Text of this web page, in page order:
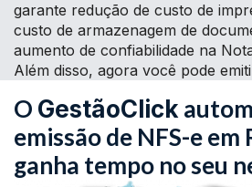
garante redução de custo de
custo de armazenagem de
aumento de confiabilidade na
Além disso, agora você pode
O GestãoClick
emissão de NFS-e em
ganha tempo no seu